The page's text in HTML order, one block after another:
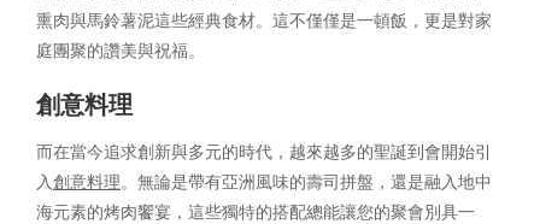
熏肉與馬鈴薯泥這些經典食材。這不僅僅是一頓飯，更是對家
庭團聚的讚美與祝福。
創意料理
而在當今追求創新與多元的時代，越來越多的聖誕到會開始引
入創意料理。無論是帶有亞洲風味的壽司拼盤，還是融入地中
海元素的烤肉饗宴，這些獨特的搭配總能讓您的聚會別具一